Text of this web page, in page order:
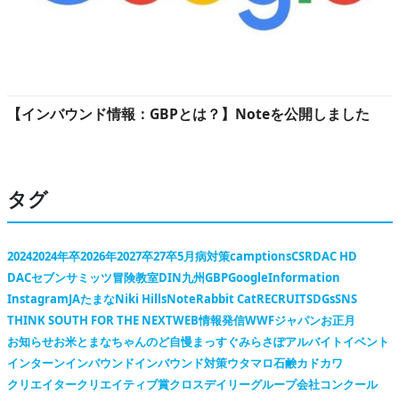
【インバウンド情報：GBPとは？】Noteを公開しました
タグ
20242024年卒2026年2027卒27卒5月病対策camptionsCSRDAC HD
DACセブンサミッツ冒険教室DIN九州GBPGoogleInformation
InstagramJAたまなNiki HillsNoteRabbit CatRECRUITSDGsSNS
THINK SOUTH FOR THE NEXTWEB情報発信WWFジャパンお正月
お知らせお米とまなちゃんのど自慢まっすぐみらさぽアルバイトイベント
インターンインバウンドインバウンド対策ウタマロ石鹸カドカワ
クリエイタークリエイティブ賞クロスデイリーグループ会社コンクール